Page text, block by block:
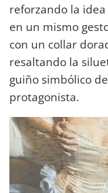
reforzando la
en un mismo
con un collar
resaltando la
guiño simbólico
protagonista.